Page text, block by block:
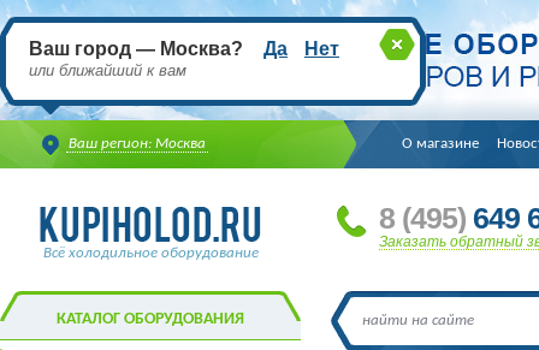
Ваш регион: Москва
Ваш город — Москва? Да Нет
или ближайший к вам
О магазине
Всё холодильное оборудование
8 (495) 649
Заказать обратный
КАТАЛОГ ОБОРУДОВАНИЯ